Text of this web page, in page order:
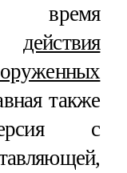
действия
также
с